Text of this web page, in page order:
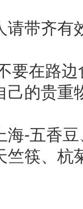
带齐有
件
要在路边
己的贵重
-五香
伞